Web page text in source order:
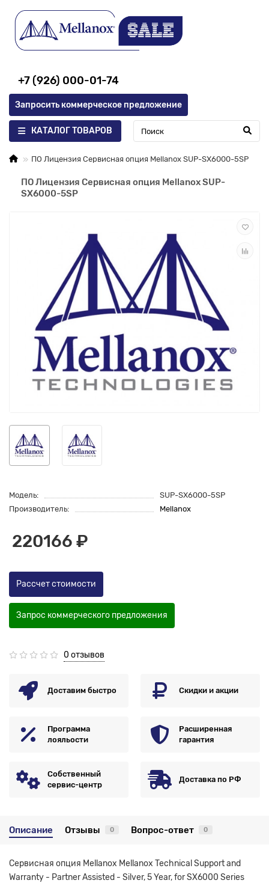
+7 (926) 000-01-74
Запросить коммерческое предложение
КАТАЛОГ ТОВАРОВ
ПО Лицензия Сервисная опция Mellanox SUP-SX6000-5SP
ПО Лицензия Сервисная опция Mellanox SUP-
SX6000-5SP
Модель:
SUP-SX6000-5SP
Производитель:
Mellanox
220166 ₽
Рассчет стоимости
Запрос коммерческого предложения
0 отзывов
Доставим быстро Скидки и акции
Программа
лояльости
Расширенная
гарантия
Собственный
сервис-центр
Доставка по РФ
Описание Отзывы 0 Вопрос-ответ 0
Сервисная опция Mellanox Mellanox Technical Support and
Warranty - Partner Assisted - Silver, 5 Year, for SX6000 Series